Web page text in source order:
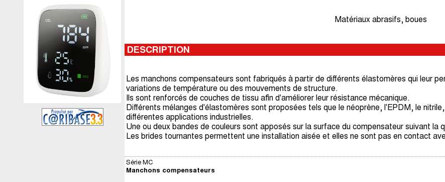
Matériaux abrasifs, boues
DESCRIPTION
Les manchons compensateurs sont fabriqués à partir de différents élastomères qui leur
variations de température ou des mouvements de structure.
Ils sont renforcés de couches de tissu afin d'améliorer leur résistance mécanique.
Différents mélanges d'élastomères sont proposées tels que le néoprène, l'EPDM, le
différentes applications industrielles.
Une ou deux bandes de couleurs sont apposés sur la surface du compensateur suivant la
Les brides tournantes permettent une installation aisée et elles ne sont pas en contact
Série MC
Manchons compensateurs